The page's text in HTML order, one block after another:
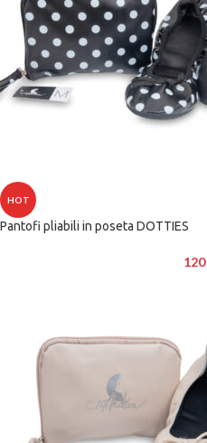
HOT
Pantofi pliabili in poseta DOTTIES
120